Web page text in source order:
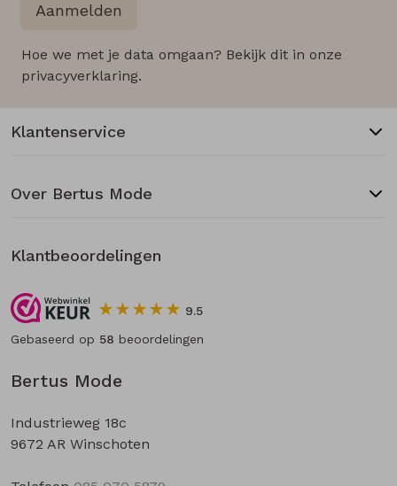
Aanmelden
Hoe we met je data omgaan? Bekijk dit in onze
privacyverklaring.
Bertus Mode
Industrieweg 18c
9672 AR Winschoten
Klantenservice
Over Bertus Mode
Klantbeoordelingen
9.5
Gebaseerd op 58 beoordelingen